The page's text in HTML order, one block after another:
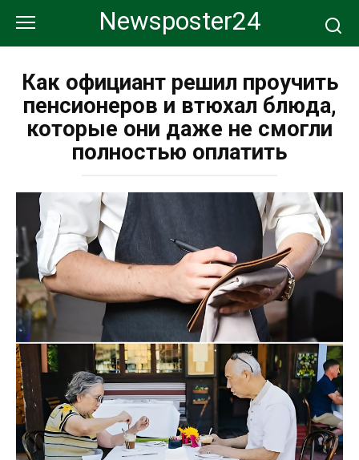
контенту
Newsposter24
Как официант решил проучить
пенсионеров и втюхал блюда,
которые они даже не смогли
полностью оплатить